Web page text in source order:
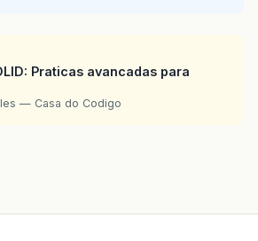
Praticas avancadas para
— Casa do Codigo